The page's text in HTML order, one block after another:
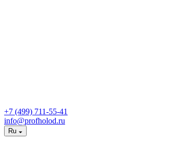
+7 (499) 711-55-41
info@profholod.ru
Ru